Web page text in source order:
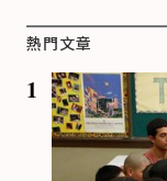
熱門文章
1